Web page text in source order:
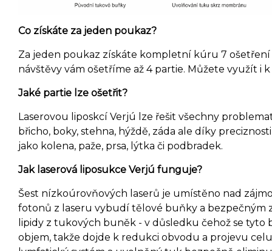
Co získáte za jeden poukaz?
Za jeden poukaz získáte kompletní kúru 7 ošetření
návštěvy vám ošetříme až 4 partie. Můžete využít i
Jaké partie lze ošetřit?
Laserovou liposkcí Verjú lze řešit všechny
břicho, boky, stehna, hýždě, záda ale díky
jako kolena, paže, prsa, lýtka či podbradek.
Jak laserová liposukce Verjú funguje?
Šest nízkoúrovňových laserů je umístěno nad
fotonů z laseru vybudí tělové buňky a bezpečným
lipidy z tukových buněk - v důsledku čehož se tyto
objem, takže dojde k redukci obvodu a projevu